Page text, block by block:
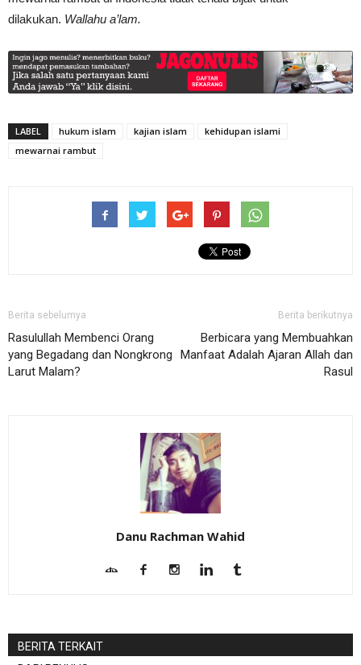
dilakukan. Wallahu a’lam.
LABEL hukum islam kajian islam
kehidupan islami
mewarnai rambut
Berita sebelumya
Rasulullah Membenci Orang
yang Begadang dan Nongkrong
Larut Malam?
Berita berikutnya
Berbicara yang Membuahkan
Manfaat Adalah Ajaran Allah dan
Rasul
Danu Rachman Wahid
BERITA TERKAIT